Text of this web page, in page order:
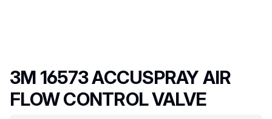
Productnaam
3M 16573 ACCUSPRAY AIR
FLOW CONTROL VALVE